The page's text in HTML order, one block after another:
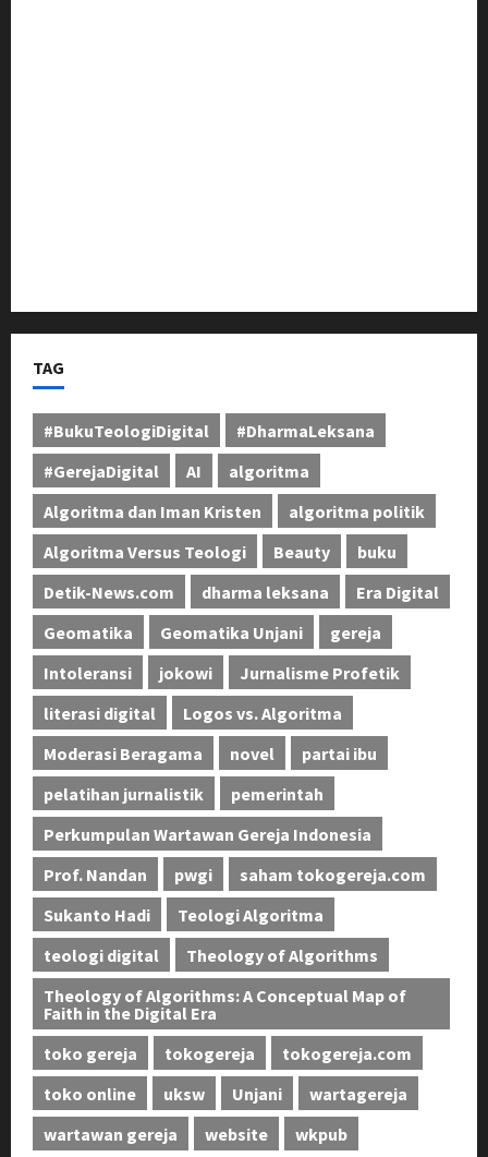
TAG
#BukuTeologiDigital
#DharmaLeksana
#GerejaDigital
AI
algoritma
Algoritma dan Iman Kristen
algoritma politik
Algoritma Versus Teologi
Beauty
buku
Detik-News.com
dharma leksana
Era Digital
Geomatika
Geomatika Unjani
gereja
Intoleransi
jokowi
Jurnalisme Profetik
literasi digital
Logos vs. Algoritma
Moderasi Beragama
novel
partai ibu
pelatihan jurnalistik
pemerintah
Perkumpulan Wartawan Gereja Indonesia
Prof. Nandan
pwgi
saham tokogereja.com
Sukanto Hadi
Teologi Algoritma
teologi digital
Theology of Algorithms
Theology of Algorithms: A Conceptual Map of
Faith in the Digital Era
toko gereja
tokogereja
tokogereja.com
toko online
uksw Unjani
wartagereja
wartawan gereja
website wkpub